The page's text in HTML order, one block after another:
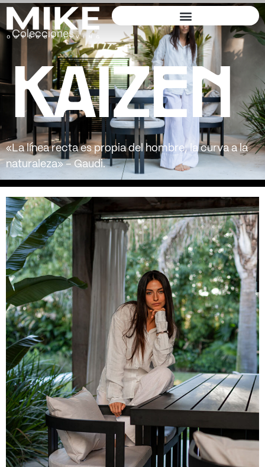
Kaizen
Colecciones
KAIZEN
«La línea recta es propia del hombre, la curva a la
naturaleza» – Gaudi.